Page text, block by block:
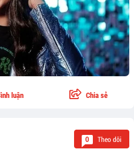
luận Chia sẻ
0 Theo dõi